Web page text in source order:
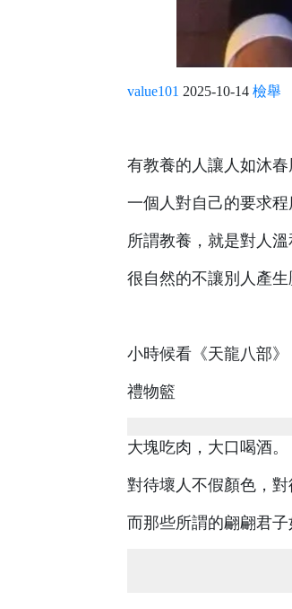
value101 2025-10-14 檢舉
有教養的人讓人如沐春
一個人對自己的要求程
所謂教養，就是對人
很自然的不讓別人產生
小時候看《天龍八部
禮物籃
大塊吃肉，大口喝酒。
對待壞人不假顏色，對
而那些所謂的翩翩君